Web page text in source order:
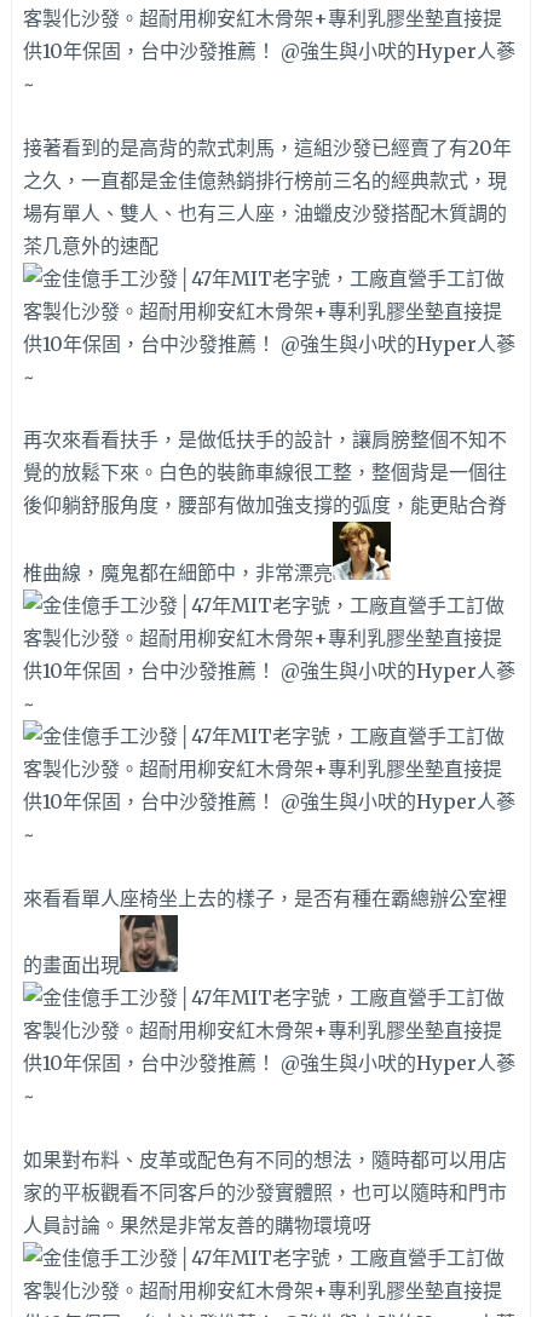
接著看到的是高背的款式刺馬，這組沙發已經賣了有20年
之久，一直都是金佳億熱銷排行榜前三名的經典款式，現
場有單人、雙人、也有三人座，油蠟皮沙發搭配木質調的
茶几意外的速配
再次來看看扶手，是做低扶手的設計，讓肩膀整個不知不
覺的放鬆下來。白色的裝飾車線很工整，整個背是一個往
後仰躺舒服角度，腰部有做加強支撐的弧度，能更貼合脊
椎曲線，魔鬼都在細節中，非常漂亮
來看看單人座椅坐上去的樣子，是否有種在霸總辦公室裡
的畫面出現
如果對布料、皮革或配色有不同的想法，隨時都可以用店
家的平板觀看不同客戶的沙發實體照，也可以隨時和門市
人員討論。果然是非常友善的購物環境呀